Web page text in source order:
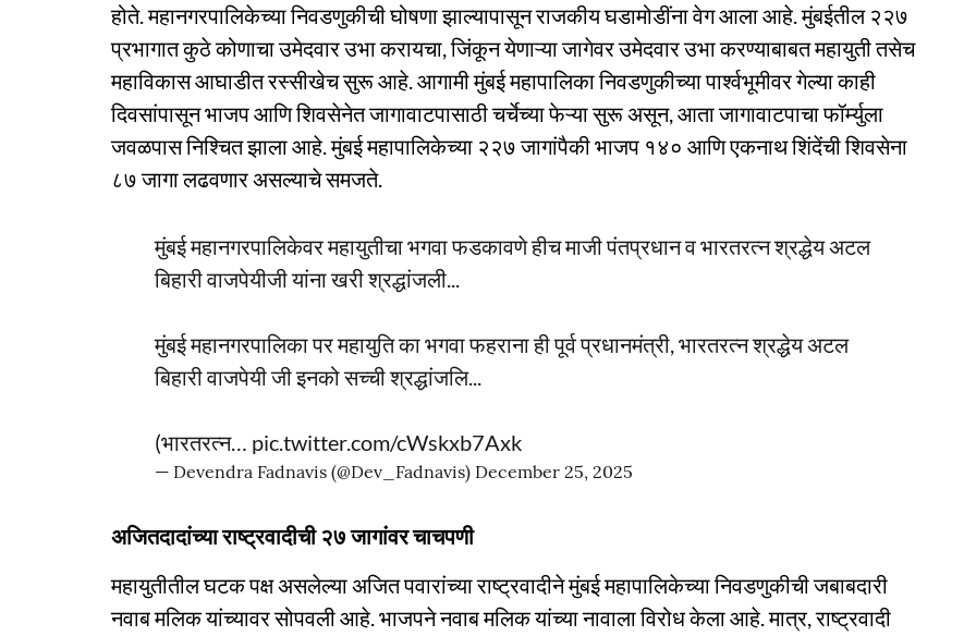
होते. महानगरपालिकेच्या निवडणुकीची घोषणा झाल्यापासून राजकीय घडामोडींना वेग आला आहे. मुंबईतील २२७
प्रभागात कुठे कोणाचा उमेदवार उभा करायचा, जिंकून येणाऱ्या जागेवर उमेदवार उभा करण्याबाबत महायुती तसेच
महाविकास आघाडीत रस्सीखेच सुरू आहे. आगामी मुंबई महापालिका निवडणुकीच्या पार्श्वभूमीवर गेल्या काही
दिवसांपासून भाजप आणि शिवसेनेत जागावाटपासाठी चर्चेच्या फेऱ्या सुरू असून, आता जागावाटपाचा फॉर्म्युला
जवळपास निश्चित झाला आहे. मुंबई महापालिकेच्या २२७ जागांपैकी भाजप १४० आणि एकनाथ शिंदेंची शिवसेना
८७ जागा लढवणार असल्याचे समजते.
मुंबई महानगरपालिकेवर महायुतीचा भगवा फडकावणे हीच माजी पंतप्रधान व भारतरत्न श्रद्धेय अटल
बिहारी वाजपेयीजी यांना खरी श्रद्धांजली...
मुंबई महानगरपालिका पर महायुति का भगवा फहराना ही पूर्व प्रधानमंत्री, भारतरत्न श्रद्धेय अटल
बिहारी वाजपेयी जी इनको सच्ची श्रद्धांजलि...
(भारतरत्न… pic.twitter.com/cWskxb7Axk
— Devendra Fadnavis (@Dev_Fadnavis) December 25, 2025
अजितदादांच्या राष्ट्रवादीची २७ जागांवर चाचपणी
महायुतीतील घटक पक्ष असलेल्या अजित पवारांच्या राष्ट्रवादीने मुंबई महापालिकेच्या निवडणुकीची जबाबदारी
नवाब मलिक यांच्यावर सोपवली आहे. भाजपने नवाब मलिक यांच्या नावाला विरोध केला आहे. मात्र, राष्ट्रवादी